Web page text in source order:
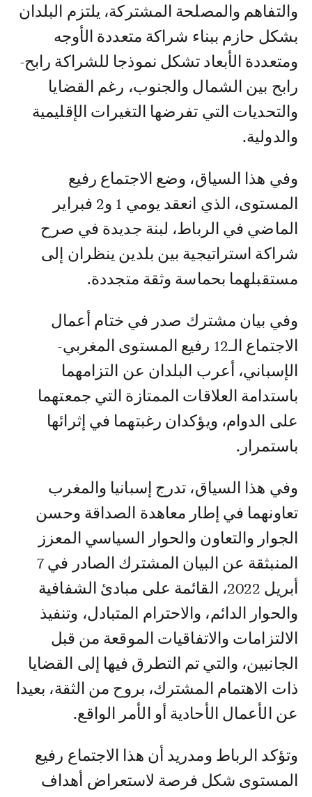
والتفاهم والمصلحة المشتركة، يلتزم البلدان
بشكل حازم ببناء شراكة متعددة الأوجه
ومتعددة الأبعاد تشكل نموذجا للشراكة رابح-
رابح بين الشمال والجنوب، رغم القضايا
والتحديات التي تفرضها التغيرات الإقليمية
والدولية.
وفي هذا السياق، وضع الاجتماع رفيع
المستوى، الذي انعقد يومي 1 و2 فبراير
الماضي في الرباط، لبنة جديدة في صرح
شراكة استراتيجية بين بلدين ينظران إلى
مستقبلهما بحماسة وثقة متجددة.
وفي بيان مشترك صدر في ختام أعمال
الاجتماع الـ12 رفيع المستوى المغربي-
الإسباني، أعرب البلدان عن التزامهما
باستدامة العلاقات الممتازة التي جمعتهما
على الدوام، ويؤكدان رغبتهما في إثرائها
باستمرار.
وفي هذا السياق، تدرج إسبانيا والمغرب
تعاونهما في إطار معاهدة الصداقة وحسن
الجوار والتعاون والحوار السياسي المعزز
المنبثقة عن البيان المشترك الصادر في 7
أبريل 2022، القائمة على مبادئ الشفافية
والحوار الدائم، والاحترام المتبادل، وتنفيذ
الالتزامات والاتفاقيات الموقعة من قبل
الجانبين، والتي تم التطرق فيها إلى القضايا
ذات الاهتمام المشترك، بروح من الثقة، بعيدا
عن الأعمال الأحادية أو الأمر الواقع.
وتؤكد الرباط ومدريد أن هذا الاجتماع رفيع
المستوى شكل فرصة لاستعراض أهداف